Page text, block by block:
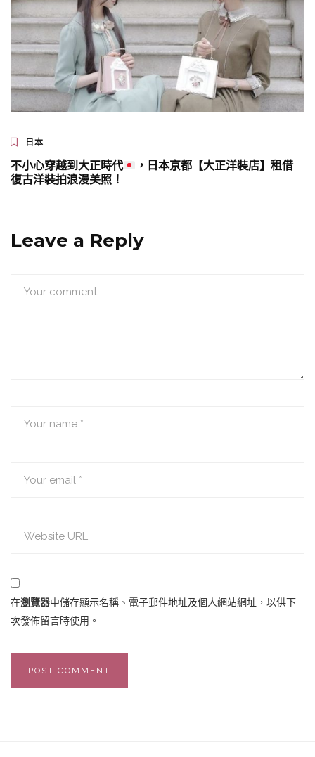
日本
不小心穿越到大正時代
，日本京都【大正洋裝店】租借
復古洋裝拍浪漫美照！
Leave a Reply
在瀏覽器中儲存顯示名稱、電子郵件地址及個人網站網址，以供下
次發佈留言時使用。